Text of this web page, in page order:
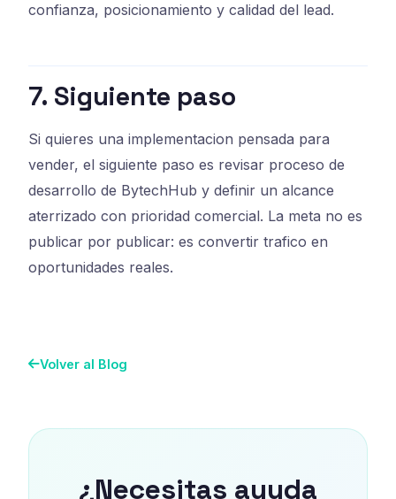
confianza, posicionamiento y calidad del lead.
7. Siguiente paso
Si quieres una implementacion pensada para
vender, el siguiente paso es revisar proceso de
desarrollo de BytechHub y definir un alcance
aterrizado con prioridad comercial. La meta no es
publicar por publicar: es convertir trafico en
oportunidades reales.
Volver al Blog
¿Necesitas ayuda